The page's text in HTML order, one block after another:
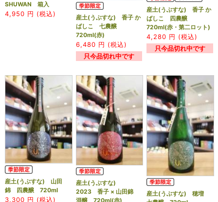
SHUWAN 箱入
4,950 円 (税込)
産土(うぶすな) 香子 か
ばしこ 七農醸
720ml(赤)
6,480 円 (税込)
只今品切れ中です
産土(うぶすな) 香子 か
ばしこ 四農醸
720ml(赤・第二ロット)
4,280 円 (税込)
只今品切れ中です
産土(うぶすな) 山田
錦 四農醸 720ml
3,300 円 (税込)
産土(うぶすな)
2023 香子 × 山田錦
混醸 720ml(赤)
産土(うぶすな) 穂増